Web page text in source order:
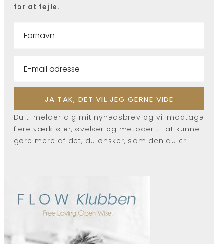
for at fejle.
Du tilmelder dig mit nyhedsbrev og vil modtage
flere værktøjer, øvelser og metoder til at kunne
gøre mere af det, du ønsker, som den du er.